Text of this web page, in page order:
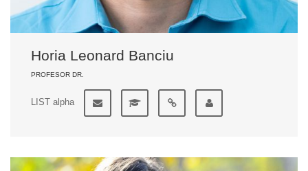
Horia Leonard Banciu
PROFESOR DR.
LIST alpha